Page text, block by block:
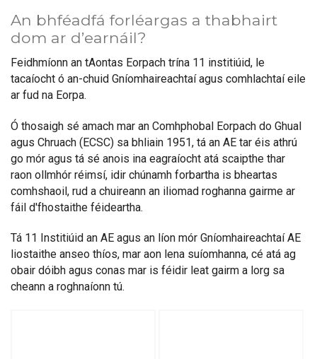
An bhféadfá forléargas a thabhairt
dom ar d’earnáil?
Feidhmíonn an tAontas Eorpach trína 11 institiúid, le
tacaíocht ó an-chuid Gníomhaireachtaí agus comhlachtaí eile
ar fud na Eorpa.
Ó thosaigh sé amach mar an Comhphobal Eorpach do Ghual
agus Chruach (ECSC) sa bhliain 1951, tá an AE tar éis athrú
go mór agus tá sé anois ina eagraíocht atá scaipthe thar
raon ollmhór réimsí, idir chúnamh forbartha is bheartas
comhshaoil, rud a chuireann an iliomad roghanna gairme ar
fáil d'fhostaithe féideartha.
Tá 11 Institiúid an AE agus an líon mór Gníomhaireachtaí AE
liostaithe anseo thíos, mar aon lena suíomhanna, cé atá ag
obair dóibh agus conas mar is féidir leat gairm a lorg sa
cheann a roghnaíonn tú.